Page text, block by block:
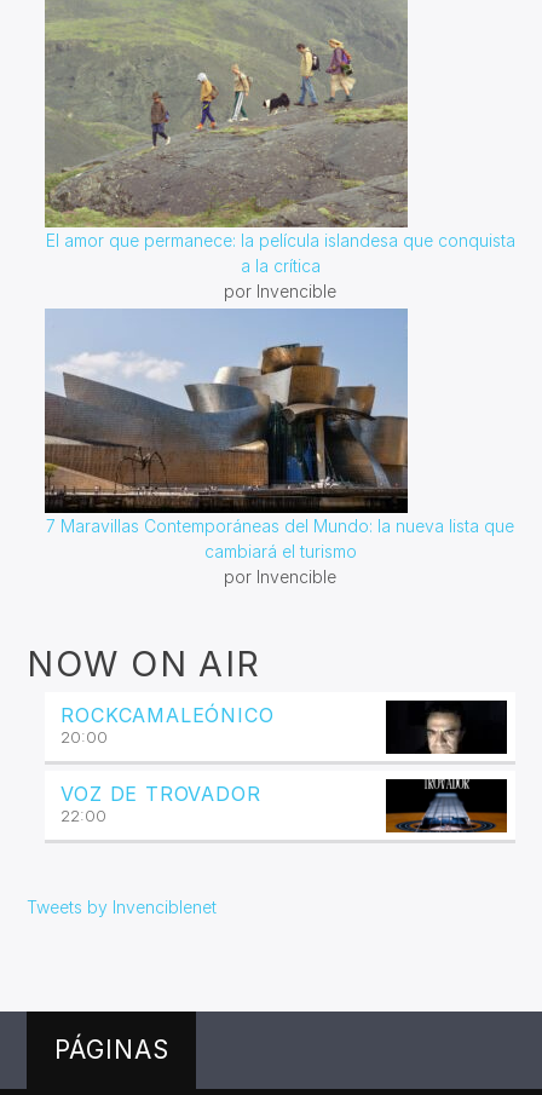
El amor que permanece: la película islandesa que conquista
a la crítica
por Invencible
7 Maravillas Contemporáneas del Mundo: la nueva lista que
cambiará el turismo
por Invencible
NOW ON AIR
ROCKCAMALEÓNICO
20:00
VOZ DE TROVADOR
22:00
Tweets by Invenciblenet
PÁGINAS